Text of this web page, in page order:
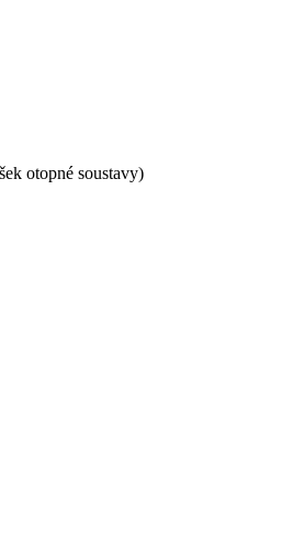
otopné soustavy)